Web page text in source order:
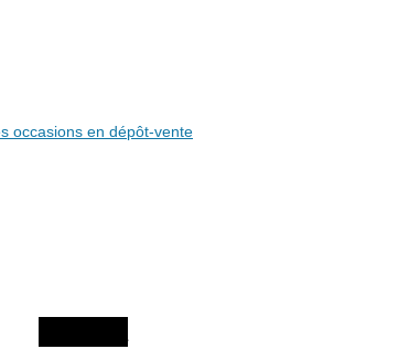
occasions en dépôt-vente